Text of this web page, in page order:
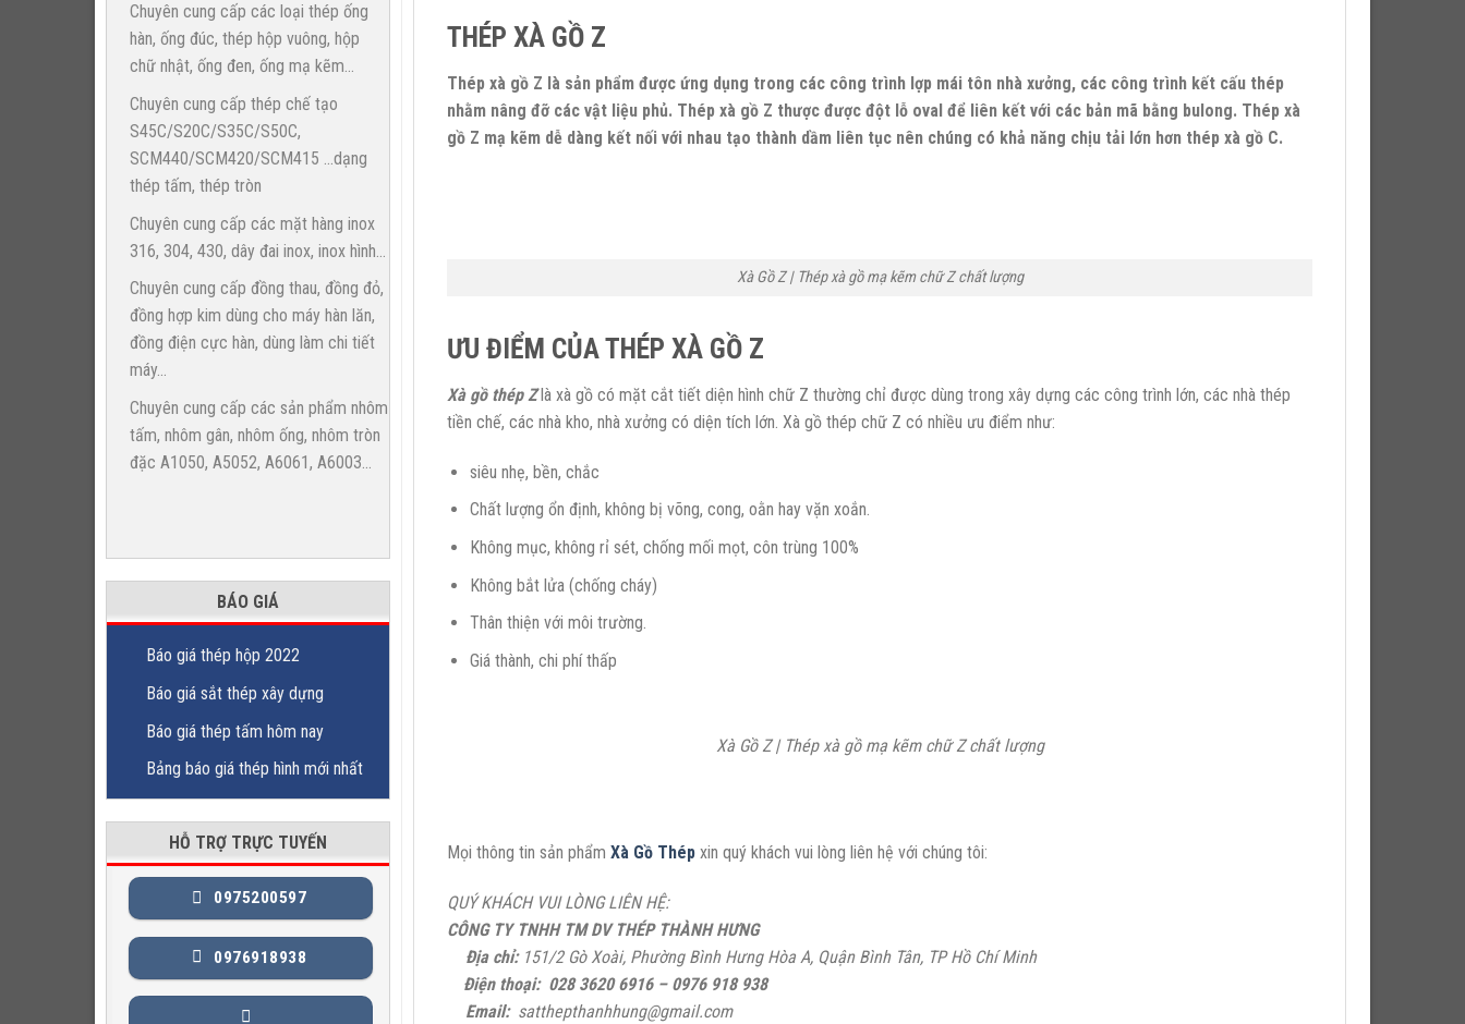
Chuyên cung cấp các loại thép ống
hàn, ống đúc, thép hộp vuông, hộp
chữ nhật, ống đen, ống mạ kẽm...
Chuyên cung cấp thép chế tạo
S45C/S20C/S35C/S50C,
SCM440/SCM420/SCM415 ...dạng
thép tấm, thép tròn
Chuyên cung cấp các mặt hàng inox
316, 304, 430, dây đai inox, inox hình...
Chuyên cung cấp đồng thau, đồng đỏ,
đồng hợp kim dùng cho máy hàn lăn,
đồng điện cực hàn, dùng làm chi tiết
máy...
Chuyên cung cấp các sản phẩm nhôm
tấm, nhôm gân, nhôm ống, nhôm tròn
đặc A1050, A5052, A6061, A6003...
BÁO GIÁ
Báo giá thép hộp 2022
Báo giá sắt thép xây dựng
Báo giá thép tấm hôm nay
Bảng báo giá thép hình mới nhất
HỖ TRỢ TRỰC TUYẾN
0975200597
0976918938
THÉP XÀ GỒ Z
Thép xà gồ Z là sản phẩm được ứng dụng trong các công trình lợp mái tôn nhà xưởng, các công trình kết cấu thép
nhằm nâng đỡ các vật liệu phủ. Thép xà gồ Z thược được đột lỗ oval để liên kết với các bản mã bằng bulong. Thép xà
gồ Z mạ kẽm dễ dàng kết nối với nhau tạo thành dầm liên tục nên chúng có khả năng chịu tải lớn hơn thép xà gồ C.
Xà Gồ Z | Thép xà gồ mạ kẽm chữ Z chất lượng
ƯU ĐIỂM CỦA THÉP XÀ GỒ Z
Xà gồ thép Zlà xà gồ có mặt cắt tiết diện hình chữ Z thường chỉ được dùng trong xây dựng các công trình lớn, các nhà thép
tiền chế, các nhà kho, nhà xưởng có diện tích lớn. Xà gồ thép chữ Z có nhiều ưu điểm như:
siêu nhẹ, bền, chắc
Chất lượng ổn định, không bị võng, cong, oằn hay vặn xoắn.
Không mục, không rỉ sét, chống mối mọt, côn trùng 100%
Không bắt lửa (chống cháy)
Thân thiện với môi trường.
Giá thành, chi phí thấp
Xà Gồ Z | Thép xà gồ mạ kẽm chữ Z chất lượng
Mọi thông tin sản phẩm Xà Gồ Thépxin quý khách vui lòng liên hệ với chúng tôi:
QUÝ KHÁCH VUI LÒNG LIÊN HỆ:
CÔNG TY TNHH TM DV THÉP THÀNH HƯNG
Địa chỉ:151/2 Gò Xoài, Phường Bình Hưng Hòa A, Quận Bình Tân, TP Hồ Chí Minh
Điện thoại: 028 3620 6916 – 0976 918 938
Email: satthepthanhhung@gmail.com